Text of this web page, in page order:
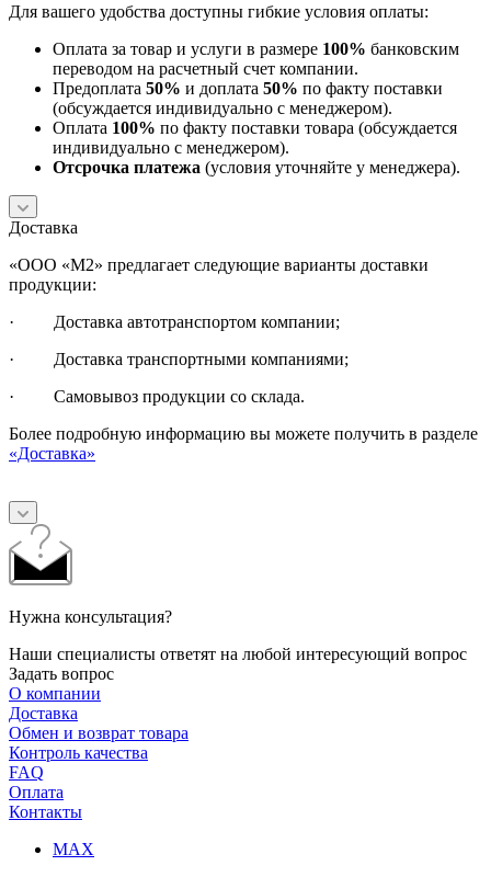
Для вашего удобства доступны гибкие условия оплаты:
Оплата за товар и услуги в размере 100% банковским
переводом на расчетный счет компании.
Предоплата 50% и доплата 50% по факту поставки
(обсуждается индивидуально с менеджером).
Оплата 100% по факту поставки товара (обсуждается
индивидуально с менеджером).
Отсрочка платежа (условия уточняйте у менеджера).
Доставка
«ООО «М2» предлагает следующие варианты доставки
продукции:
· Доставка автотранспортом компании;
· Доставка транспортными компаниями;
· Самовывоз продукции со склада.
Более подробную информацию вы можете получить в разделе
«Доставка»
Нужна консультация?
Наши специалисты ответят на любой интересующий вопрос
Задать вопрос
О компании
Доставка
Обмен и возврат товара
Контроль качества
FAQ
Оплата
Контакты
MAX